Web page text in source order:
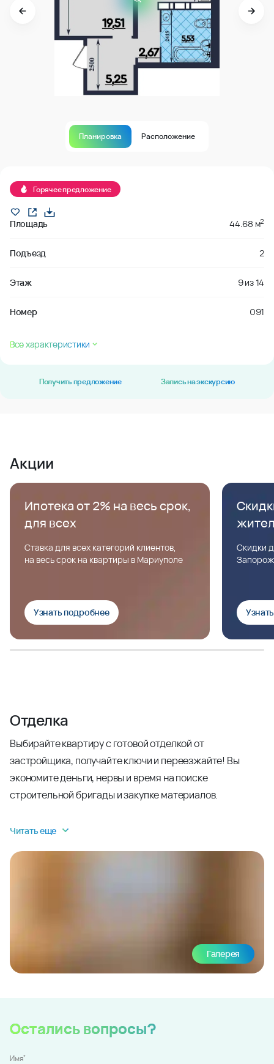
Планировка Расположение
Горячее предложение
Площадь 44.68 м2
Подъезд 2
Этаж 9из14
Номер 091
Все характеристики
Получить предложение Запись на экскурсию
Акции
Ипотека от 2% на весь срок,
для всех
Ставка для всех категорий клиентов,
на весь срок на квартиры в Мариуполе
Узнать подробнее
Скидки
Отделка
Выбирайте квартиру с готовой отделкой от
застройщика, получайте ключи и переезжайте! Вы
экономите деньги, нервы и время на поиске
строительной бригады и закупке материалов.
Читать еще
Галерея
Остались вопросы?
Имя*